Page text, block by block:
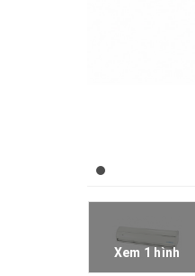
Xem 1 hình